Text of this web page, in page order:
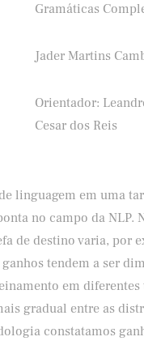
Gramáticas
Jader Martins
Orientador:
Cesar dos Reis
linguagem em uma
no campo da
de destino varia, por
tendem a ser
em
gradual entre as
constatamos